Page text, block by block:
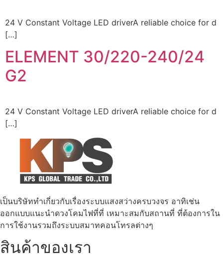
24 V Constant Voltage LED driverA reliable choice for d
[…]
ELEMENT 30/220-240/24
G2
24 V Constant Voltage LED driverA reliable choice for d
[…]
เป็นบริษัททำเกี่ยวกับเรื่องระบบแสงสว่างครบวงจร อาทิเช่น
ออกแบบแนะนำดวงโคมไฟที่ที่ เหมาะสมกับสถานที่ ที่ต้องการใน
การใช้งานรวมถึงระบบสมาทคอนโทรลต่างๆ
สินค้าของเรา